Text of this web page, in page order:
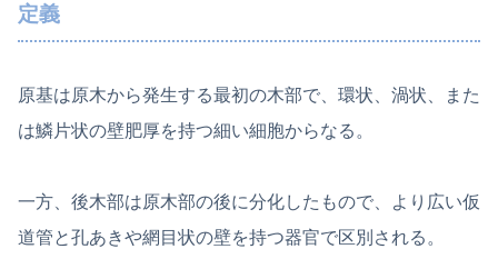
定義
原基は原木から発生する最初の木部で、環状、渦状、また
は鱗片状の壁肥厚を持つ細い細胞からなる。
一方、後木部は原木部の後に分化したもので、より広い仮
道管と孔あきや網目状の壁を持つ器官で区別される。